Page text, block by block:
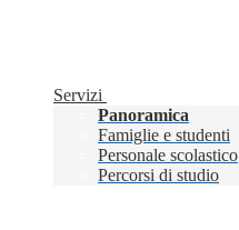
Servizi
Panoramica
Famiglie e studenti
Personale scolastico
Percorsi di studio